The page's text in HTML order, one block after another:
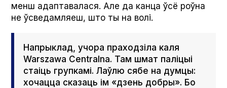
менш адаптавалася. Але да канца ўсё роўна
не ўсведамляеш, што ты на волі.
Напрыклад, учора праходзіла каля
Warsza­wa Cen­tral­na. Там шмат паліцыі
стаіць групкамі. Лаўлю сябе на думцы:
хочацца сказаць ім «дзень добры». Бо